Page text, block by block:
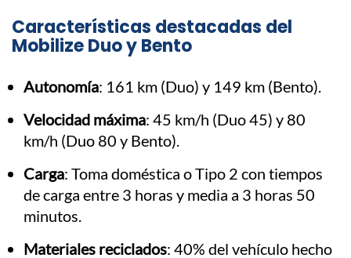
Características destacadas del
Mobilize Duo y Bento
Autonomía: 161 km (Duo) y 149 km (Bento).
Velocidad máxima: 45 km/h (Duo 45) y 80
km/h (Duo 80 y Bento).
Carga: Toma doméstica o Tipo 2 con tiempos
de carga entre 3 horas y media a 3 horas 50
minutos.
Materiales reciclados: 40% del vehículo hecho